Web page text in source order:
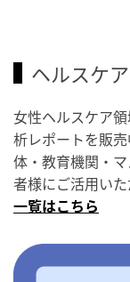
ヘルスケ
女性ヘルスケア
析レポートを販
体・教育機関・
者様にご活用いた
一覧はこちら